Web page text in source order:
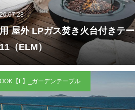
屋外 LPガス焚き火台付きテー
（ELM）
【F】_ガーデンテーブル